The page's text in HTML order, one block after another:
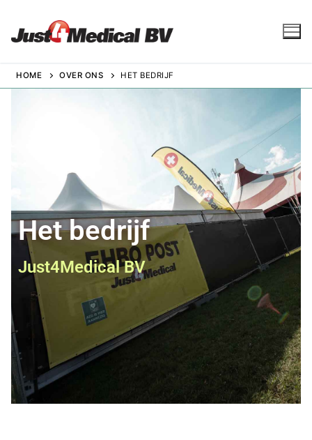
EHBO op evenementen
Festivalzorg
Bedrijfsevenementen
Sportevenementen
Zorgniveaus
Specialismen
Zorgniveau’s
Medische voertuigen
HOME OVER ONS HET BEDRIJF
Het bedrijf
Just4Medical BV